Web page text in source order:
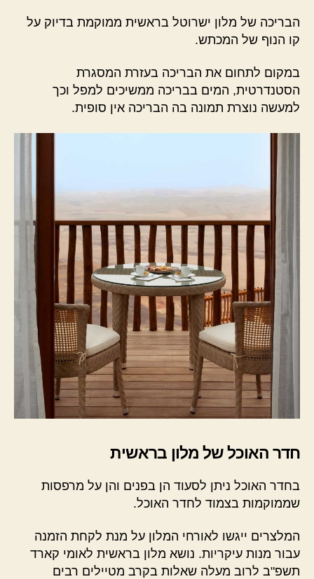
הבריכה של מלון ישרוטל בראשית ממוקמת בדיוק על
קו הנוף של המכתש.
במקום לתחום את הבריכה בעזרת המסגרת
הסטנדרטית, המים בבריכה ממשיכים למפל וכך
למעשה נוצרת תמונה בה הבריכה אין סופית.
חדר האוכל של מלון בראשית
בחדר האוכל ניתן לסעוד הן בפנים והן על מרפסות
שממוקמות בצמוד לחדר האוכל.
המלצרים ייגשו לאורחי המלון על מנת לקחת הזמנה
עבור מנות עיקריות. נושא מלון בראשית לאומי קארד
תשפ"ב לרוב מעלה שאלות בקרב מטיילים רבים